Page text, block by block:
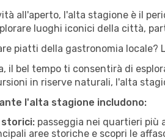
all'aperto, l'alta stagione è il
luoghi iconici della città,
piatti della gastronomia
il bel tempo ti consentirà di
in riserve naturali, l'alta
l'alta stagione includono:
passeggia nei quartieri
aree storiche e scopri le